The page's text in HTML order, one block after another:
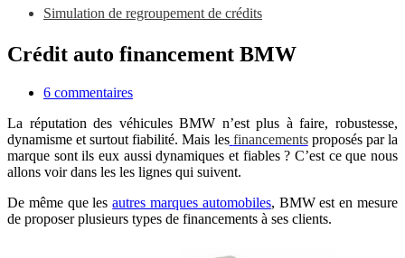
Simulation de regroupement de crédits
Crédit auto financement BMW
6 commentaires
La réputation des véhicules BMW n’est plus à faire, robustesse,
dynamisme et surtout fiabilité. Mais les financementsproposés par la
marque sont ils eux aussi dynamiques et fiables ? C’est ce que nous
allons voir dans les les lignes qui suivent.
De même que lesautres marques automobiles, BMW est en mesure
de proposer plusieurs types de financements à ses clients.